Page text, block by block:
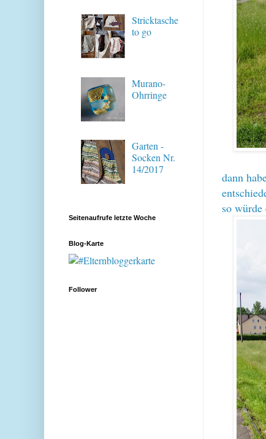
dann
so
Stricktasche
to go
Murano-
Ohrringe
Garten -
Socken Nr.
14/2017
Seitenaufrufe letzte Woche
Blog-Karte
Follower